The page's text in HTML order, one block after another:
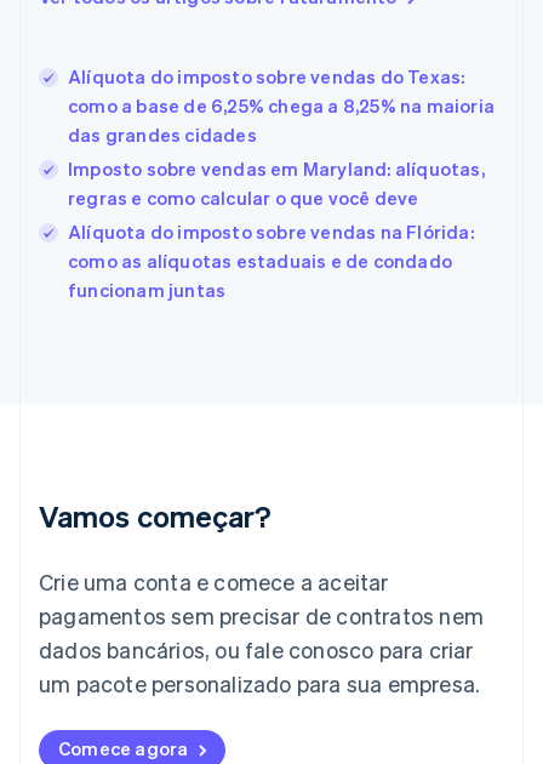
Alíquota do imposto sobre vendas do Texas:
como a base de 6,25% chega a 8,25% na maioria
das grandes cidades
Imposto sobre vendas em Maryland: alíquotas,
regras e como calcular o que você deve
Alíquota do imposto sobre vendas na Flórida:
como as alíquotas estaduais e de condado
funcionam juntas
Vamos começar?
Crie uma conta e comece a aceitar
pagamentos sem precisar de contratos nem
dados bancários, ou fale conosco para criar
um pacote personalizado para sua empresa.
Comece agora
Espanha
EspañolEnglish
Estados Unidos
Español
Estônia
English
Finlândia
EnglishSvenska
França
English
Irlanda
Itália
English
Japão
日本語English
Letônia
Liechtenstein
Deutsch English